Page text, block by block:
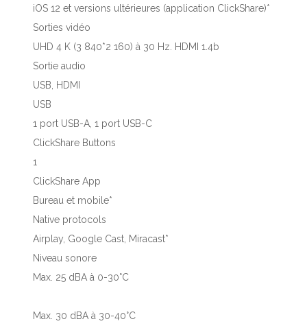
iOS 12 et versions ultérieures (application ClickShare)*
Sorties vidéo
UHD 4 K (3 840*2 160) à 30 Hz. HDMI 1.4b
Sortie audio
USB, HDMI
USB
1 port USB-A, 1 port USB-C
ClickShare Buttons
1
ClickShare App
Bureau et mobile*
Native protocols
Airplay, Google Cast, Miracast*
Niveau sonore
Max. 25 dBA à 0-30°C
Max. 30 dBA à 30-40°C